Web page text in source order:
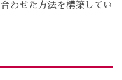
わせた方法を構築してい